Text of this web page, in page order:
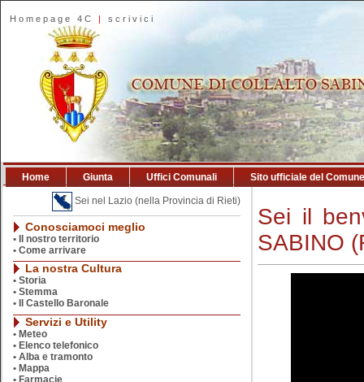
Homepage 4C | scrivici
Home Giunta Uffici Comunali Sito ufficiale del Comune
Sei nel Lazio (nella Provincia di Rieti)
Conosciamoci meglio
•
Il nostro territorio
• Come arrivare
La nostra Cultura
• Storia
• Stemma
•
Il Castello Baronale
Servizi e Utility
• Meteo
• Elenco telefonico
• Alba e tramonto
• Mappa
• Farmacie
Sei il
SABINO